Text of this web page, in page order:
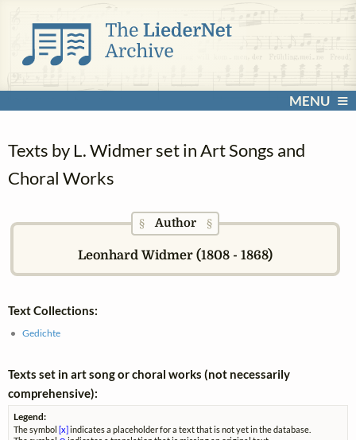
MENU
Texts by L. Widmer set in Art Songs and
Choral Works
§ Author§
Leonhard Widmer (1808 - 1868)
Text Collections:
Gedichte
Texts set in art song or choral works (not necessarily
comprehensive):
Legend:
The symbol[x]indicates a placeholder for a text that is not yet in the database.